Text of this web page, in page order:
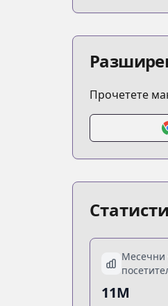
Прочетете
Месечни
11M